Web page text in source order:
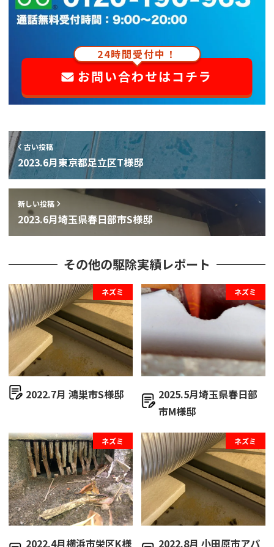
24時間受付中！
お問い合わせはコチラ
古い投稿
2023.6月東京都足立区T様邸
新しい投稿
2023.6月埼玉県春日部市S様邸
その他の駆除実績レポート
ネズミ
2022.7月 鴻巣市S様邸
ネズミ
2025.5月埼玉県春日部
市M様邸
ネズミ
2022.4月横浜市栄区K様
ネズミ
2022.8月 小田原市アパ